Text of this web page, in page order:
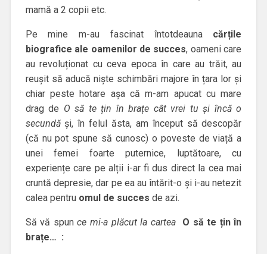
mamă a 2 copii etc.
Pe mine m-au fascinat întotdeauna cărțile
biografice ale oamenilor de succes, oameni care
au revoluționat cu ceva epoca în care au trăit, au
reușit să aducă niște schimbări majore în țara lor și
chiar peste hotare așa că m-am apucat cu mare
drag de O să te țin în brațe cât vrei tu și încă o
secundăși, în felul ăsta, am început să descopăr
(că nu pot spune să cunosc) o poveste de viață a
unei femei foarte puternice, luptătoare, cu
experiențe care pe alții i-ar fi dus direct la cea mai
cruntă depresie, dar pe ea au întărit-o și i-au netezit
calea pentru omul de succes de azi.
Să vă spunce mi-a plăcut la cartea
O să te țin în
brațe… :